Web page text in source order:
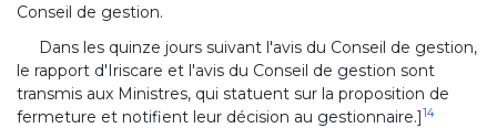
Conseil de gestion.
Dans les quinze jours suivant l'avis du Conseil de gestion,
le rapport d'Iriscare et l'avis du Conseil de gestion sont
transmis aux Ministres, qui statuent sur la proposition de
fermeture et notifient leur décision au gestionnaire.]14